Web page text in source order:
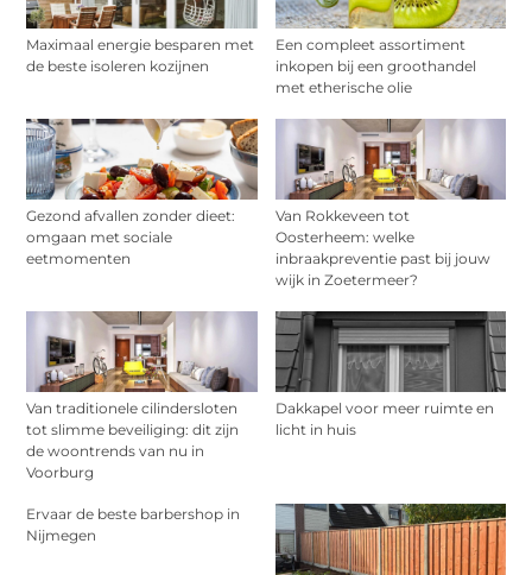
Maximaal energie besparen met
de beste isoleren kozijnen
Een compleet assortiment
inkopen bij een groothandel
met etherische olie
Gezond afvallen zonder dieet:
omgaan met sociale
eetmomenten
Van Rokkeveen tot
Oosterheem: welke
inbraakpreventie past bij jouw
wijk in Zoetermeer?
Van traditionele cilindersloten
tot slimme beveiliging: dit zijn
de woontrends van nu in
Voorburg
Dakkapel voor meer ruimte en
licht in huis
Ervaar de beste barbershop in
Nijmegen